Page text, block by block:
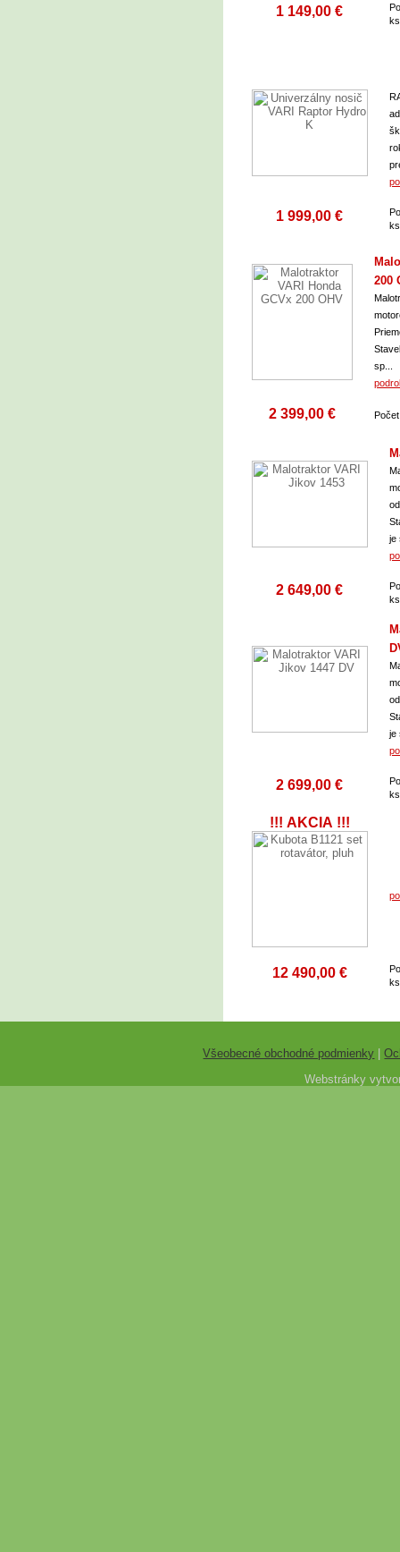
1 149,00 €
1 999,00 €
200
sp...
2 399,00 €
je
2 649,00 €
je
2 699,00 €
!!! AKCIA !!!
12 490,00 €
Všeobecné obchodné podmienky |
Webstránky